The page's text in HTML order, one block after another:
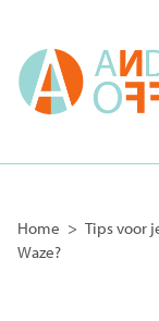
Home > Tips voor
Waze?